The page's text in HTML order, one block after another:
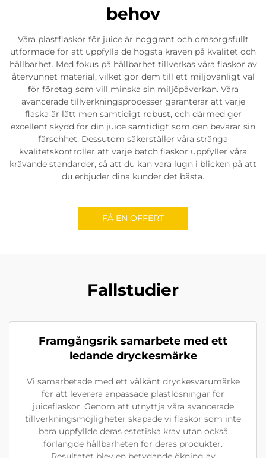
behov
Våra plastflaskor för juice är noggrant och omsorgsfullt
utformade för att uppfylla de högsta kraven på kvalitet och
hållbarhet. Med fokus på hållbarhet tillverkas våra flaskor av
återvunnet material, vilket gör dem till ett miljövänligt val
för företag som vill minska sin miljöpåverkan. Våra
avancerade tillverkningsprocesser garanterar att varje
flaska är lätt men samtidigt robust, och därmed ger
excellent skydd för din juice samtidigt som den bevarar sin
färschhet. Dessutom säkerställer våra stränga
kvalitetskontroller att varje batch flaskor uppfyller våra
krävande standarder, så att du kan vara lugn i blicken på att
du erbjuder dina kunder det bästa.
FÅ EN OFFERT
Fallstudier
Framgångsrik samarbete med ett
ledande dryckesmärke
Vi samarbetade med ett välkänt dryckesvarumärke
för att leverera anpassade plastlösningar för
juiceflaskor. Genom att utnyttja våra avancerade
tillverkningsmöjligheter skapade vi flaskor som inte
bara uppfyllde deras estetiska krav utan också
förlängde hållbarheten för deras produkter.